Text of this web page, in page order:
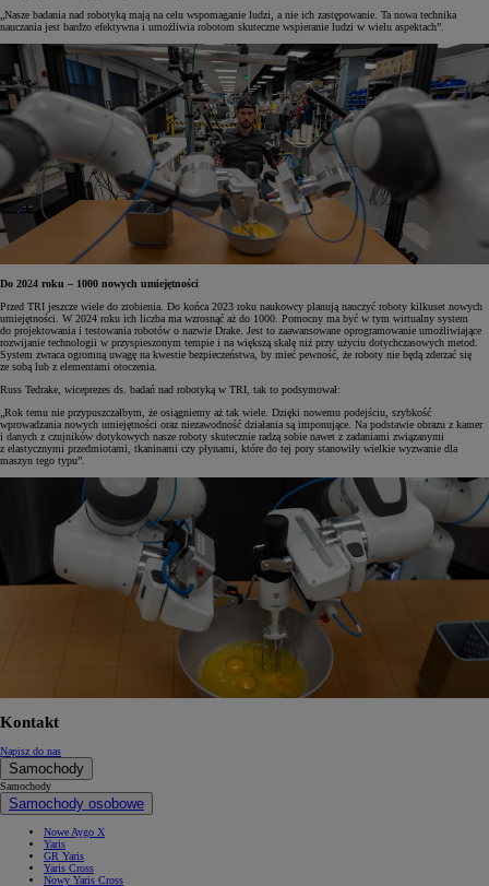
„Nasze badania nad robotyką mają na celu wspomaganie ludzi, a nie ich zastępowanie. Ta nowa technika
nauczania jest bardzo efektywna i umożliwia robotom skuteczne wspieranie ludzi w wielu aspektach”.
Do 2024 roku – 1000 nowych umiejętności
Przed TRI jeszcze wiele do zrobienia. Do końca 2023 roku naukowcy planują nauczyć roboty kilkuset nowych
umiejętności. W 2024 roku ich liczba ma wzrosnąć aż do 1000. Pomocny ma być w tym wirtualny system
do projektowania i testowania robotów o nazwie Drake. Jest to zaawansowane oprogramowanie umożliwiające
rozwijanie technologii w przyspieszonym tempie i na większą skalę niż przy użyciu dotychczasowych metod.
System zwraca ogromną uwagę na kwestie bezpieczeństwa, by mieć pewność, że roboty nie będą zderzać się
ze sobą lub z elementami otoczenia.
Russ Tedrake, wiceprezes ds. badań nad robotyką w TRI, tak to podsymował:
„Rok temu nie przypuszczałbym, że osiągniemy aż tak wiele. Dzięki nowemu podejściu, szybkość
wprowadzania nowych umiejętności oraz niezawodność działania są imponujące. Na podstawie obrazu z kamer
i danych z czujników dotykowych nasze roboty skutecznie radzą sobie nawet z zadaniami związanymi
z elastycznymi przedmiotami, tkaninami czy płynami, które do tej pory stanowiły wielkie wyzwanie dla
maszyn tego typu”.
Kontakt
Napisz do nas
Samochody
Samochody
Samochody osobowe
Nowe Aygo X
Yaris
GR Yaris
Yaris Cross
Nowy Yaris Cross